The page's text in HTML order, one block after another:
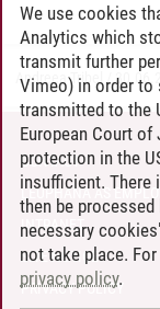
Andreea Tribel
CONTACT
LEUPHANA AS
INTRANET
SITE NOTICE
PRIVACY POLICY
We use cookies
Analytics which
transmit further
Vimeo) in order to
transmitted to the
European Court
protection in the
insufficient. There
then be
necessary
not take place.
privacy policy.